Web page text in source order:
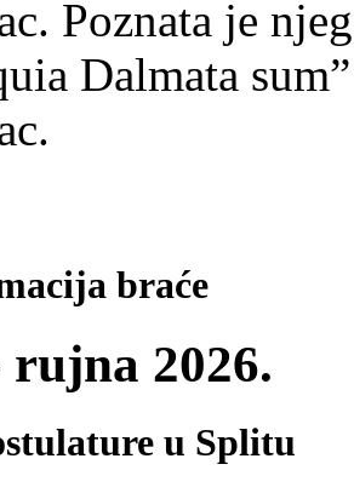
Poznata je
Dalmata
braće
rujna 2026.
u Splitu